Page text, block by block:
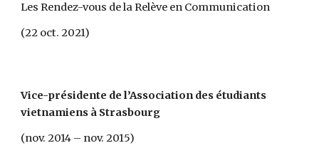
Les Rendez-vous de la Relève en Communication
(22 oct. 2021)
Vice-présidente de l’Association des étudiants
vietnamiens à Strasbourg
(nov. 2014 – nov. 2015)